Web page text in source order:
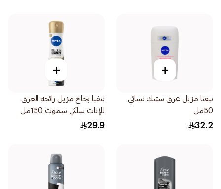
+
نيفيا مزيل عرق ستيك نسائي
50مل
32.2
+
نيفيا بخاخ مزيل رائحة العرق
للإناث سلكي سموث 150مل
29.9